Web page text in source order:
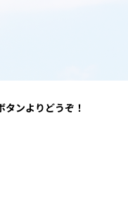
ンよりどうぞ！